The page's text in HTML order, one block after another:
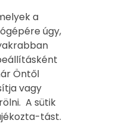
a
úgy,
Öntől
vagy
A sütik
tást.